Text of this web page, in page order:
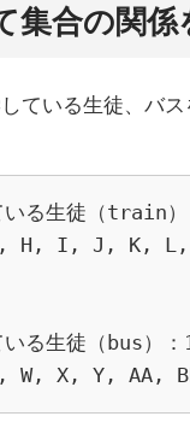
集合の関係
ている生徒、バ
いる生徒（train）
H, I, J, K, L,
る生徒（bus）：
X, Y, AA,